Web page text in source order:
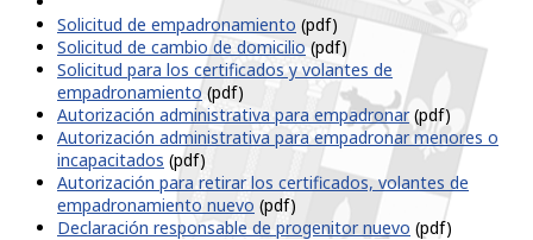
Solicitud de empadronamiento (pdf)
Solicitud de cambio de domicilio (pdf)
Solicitud para los certificados y volantes de
empadronamiento (pdf)
Autorización administrativa para empadronar(pdf)
Autorización administrativa para empadronar menores o
incapacitados (pdf)
Autorización para retirar los certificados, volantes de
empadronamiento nuevo (pdf)
Declaración responsable de progenitor nuevo (pdf)